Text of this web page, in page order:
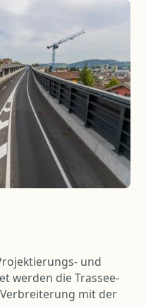
Die Tragwerke beider
an die
der Bauherrschaft
mit genügendem
Halle einbiegen
die entsprechende
Parkdecks sind
den massiven
die aktive
der
gebrauchstaugliches
und
werden die Trassee-
mit der